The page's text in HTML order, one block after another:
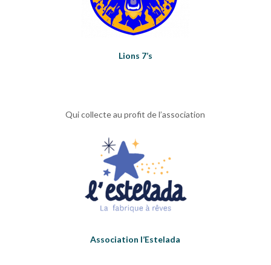
Lions 7’s
Qui collecte au profit de l’association
Association l’Estelada